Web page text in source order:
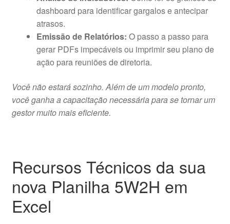
dashboard para identificar gargalos e antecipar
atrasos.
Emissão de Relatórios: O passo a passo para
gerar PDFs impecáveis ou imprimir seu plano de
ação para reuniões de diretoria.
Você não estará sozinho. Além de um modelo pronto,
você ganha a capacitação necessária para se tornar um
gestor muito mais eficiente.
Recursos Técnicos da sua
nova Planilha 5W2H em
Excel